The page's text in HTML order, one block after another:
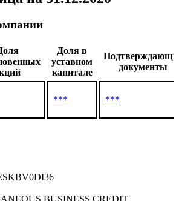
Доля в
уставном
капитале
документы
*** ***
BUSINESS CREDIT